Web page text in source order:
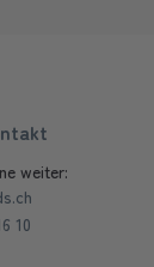
weiter:
10